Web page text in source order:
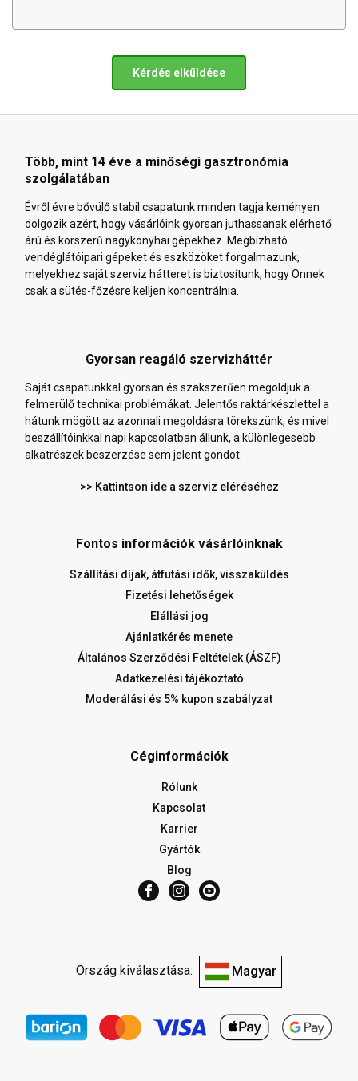
Kérdés elküldése
Több, mint 14 éve a minőségi gasztronómia
szolgálatában
Évről évre bővülő stabil csapatunk minden tagja keményen
dolgozik azért, hogy vásárlóink gyorsan juthassanak elérhető
árú és korszerű nagykonyhai gépekhez. Megbízható
vendéglátóipari gépeket és eszközöket forgalmazunk,
melyekhez saját szerviz hátteret is biztosítunk, hogy Önnek
csak a sütés-főzésre kelljen koncentrálnia.
Gyorsan reagáló szervizháttér
Saját csapatunkkal gyorsan és szakszerűen megoldjuk a
felmerülő technikai problémákat. Jelentős raktárkészlettel a
hátunk mögött az azonnali megoldásra törekszünk, és mivel
beszállítóinkkal napi kapcsolatban állunk, a különlegesebb
alkatrészek beszerzése sem jelent gondot.
>> Kattintson ide a szerviz eléréséhez
Fontos információk vásárlóinknak
Szállítási díjak, átfutási idők, visszaküldés
Fizetési lehetőségek
Elállási jog
Ajánlatkérés menete
Általános Szerződési Feltételek (ÁSZF)
Adatkezelési tájékoztató
Moderálási és 5% kupon szabályzat
Céginformációk
Rólunk
Kapcsolat
Karrier
Gyártók
Blog
Ország kiválasztása: Magyar